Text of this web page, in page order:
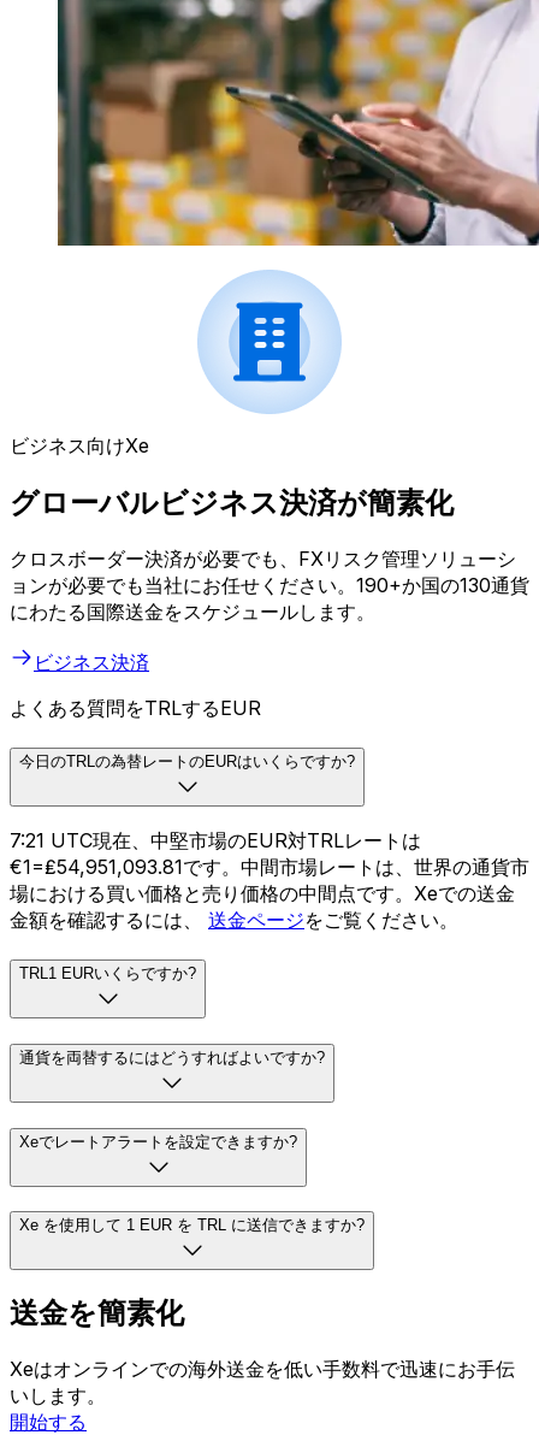
ビジネス向けXe
グローバルビジネス決済が簡素化
クロスボーダー決済が必要でも、FXリスク管理ソリューシ
ョンが必要でも当社にお任せください。190+か国の130通貨
にわたる国際送金をスケジュールします。
ビジネス決済
よくある質問をTRLするEUR
今日のTRLの為替レートのEURはいくらですか?
7:21 UTC現在、中堅市場のEUR対TRLレートは
€1=₤54,951,093.81です。中間市場レートは、世界の通貨市
場における買い価格と売り価格の中間点です。Xeでの送金
金額を確認するには、 送金ページをご覧ください。
TRL1 EURいくらですか?
通貨を両替するにはどうすればよいですか?
Xeでレートアラートを設定できますか?
Xe を使用して 1 EUR を TRL に送信できますか?
送金を簡素化
Xeはオンラインでの海外送金を低い手数料で迅速にお手伝
いします。
開始する